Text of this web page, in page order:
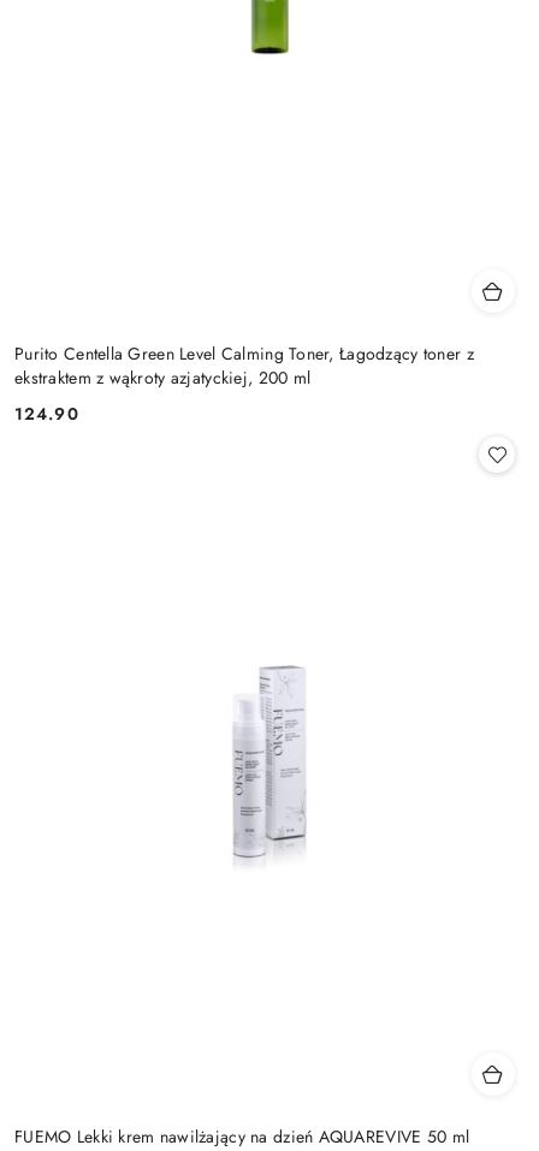
Purito Centella Green Level Calming Toner, Łagodzący toner z
ekstraktem z wąkroty azjatyckiej, 200 ml
Cena:
124.90
FUEMO Lekki krem nawilżający na dzień AQUAREVIVE 50 ml